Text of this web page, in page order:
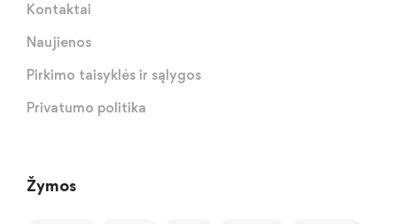
Kontaktai
Naujienos
Pirkimo taisyklės ir sąlygos
Privatumo politika
Žymos